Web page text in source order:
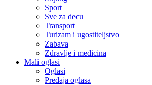
Sport
Sve za decu
Transport
Turizam i ugostiteljstvo
Zabava
Zdravlje i medicina
Mali oglasi
Oglasi
Predaja oglasa